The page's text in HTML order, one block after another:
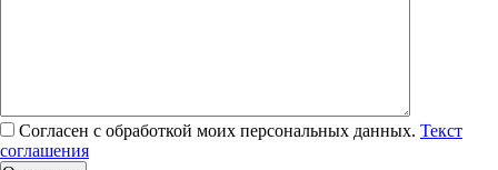
Согласен с обработкой моих персональных данных. Текст
соглашения